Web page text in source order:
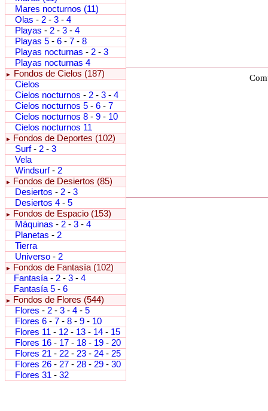
Mares nocturnos (11)
Olas - 2 - 3 - 4
Playas - 2 - 3 - 4
Playas 5 - 6 - 7 - 8
Playas nocturnas - 2 - 3
Playas nocturnas 4
►
Fondos de Cielos (187)
Cielos
Cielos nocturnos - 2 - 3 - 4
Cielos nocturnos 5 - 6 - 7
Cielos nocturnos 8 - 9 - 10
Cielos nocturnos 11
►
Fondos de Deportes (102)
Surf- 2 - 3
Vela
Windsurf- 2
►
Fondos de Desiertos (85)
Desiertos - 2 - 3
Desiertos 4 - 5
►
Fondos de Espacio (153)
Máquinas - 2 - 3 - 4
Planetas - 2
Tierra
Universo - 2
►
Fondos de Fantasía (102)
Fantasía - 2 - 3 - 4
Fantasía 5 - 6
►
Fondos de Flores (544)
Flores - 2 - 3 - 4 - 5
Flores 6 - 7 - 8 - 9 - 10
Flores 11 - 12 - 13 - 14 - 15
Flores 16 - 17 - 18 - 19 - 20
Flores 21 - 22 - 23 - 24 - 25
Flores 26 - 27 - 28 - 29 - 30
Flores 31 - 32